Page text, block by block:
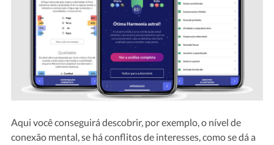
Aqui você conseguirá descobrir, por exemplo, o nível de
conexão mental, se há conflitos de interesses, como se dá a